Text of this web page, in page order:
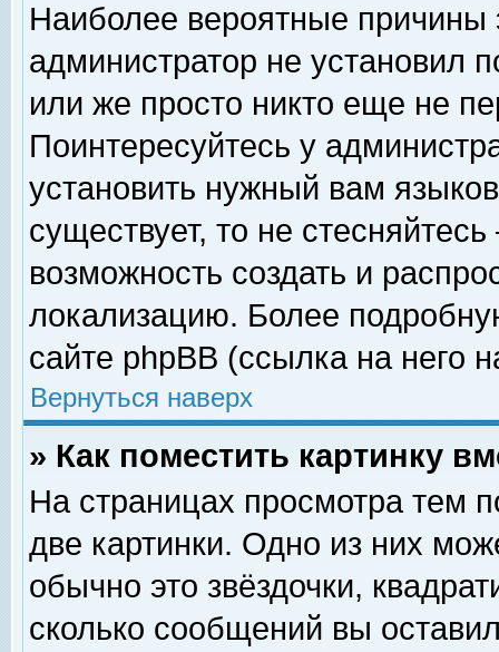
Наиболее вероятные причины
администратор не установил
или же просто никто еще не
Поинтересуйтесь у
установить нужный вам
существует, то не
возможность создать и
локализацию. Более
сайте phpBB (ссылка на него
Вернуться наверх
» Как поместить картинку
На страницах просмотра тем
две картинки. Одно из них
обычно это звёздочки,
сколько сообщений вы